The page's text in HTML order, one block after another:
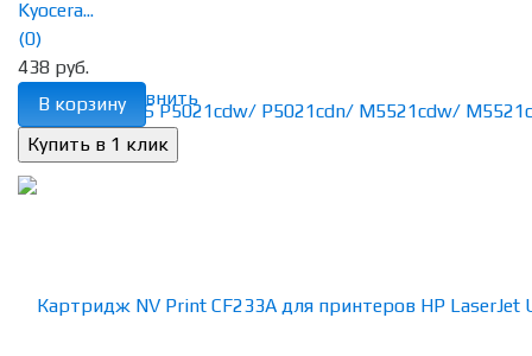
избранное сравнить
Kyocera...
(0)
438 руб.
В корзину